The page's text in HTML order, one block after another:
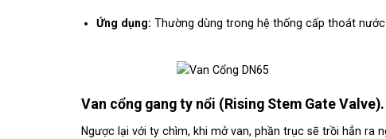
Ứng dụng: Thường dùng trong hệ thống cấp thoát nước
Van cổng gang ty nổi (Rising Stem Gate Valve).
Ngược lại với ty chìm, khi mở van, phần trục sẽ trồi hẳn ra